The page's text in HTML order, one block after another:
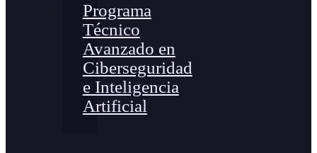
Programa
Técnico
Avanzado en
Ciberseguridad
e Inteligencia
Artificial